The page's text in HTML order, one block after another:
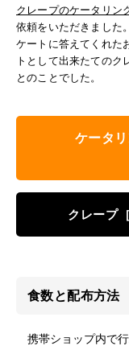
クレープのケータリン
依頼をいただきました
ケートに答えてくれた
トとして出来たてのク
とのことでした。
ケータ
クレープ
食数と配布方法
携帯ショップ内で